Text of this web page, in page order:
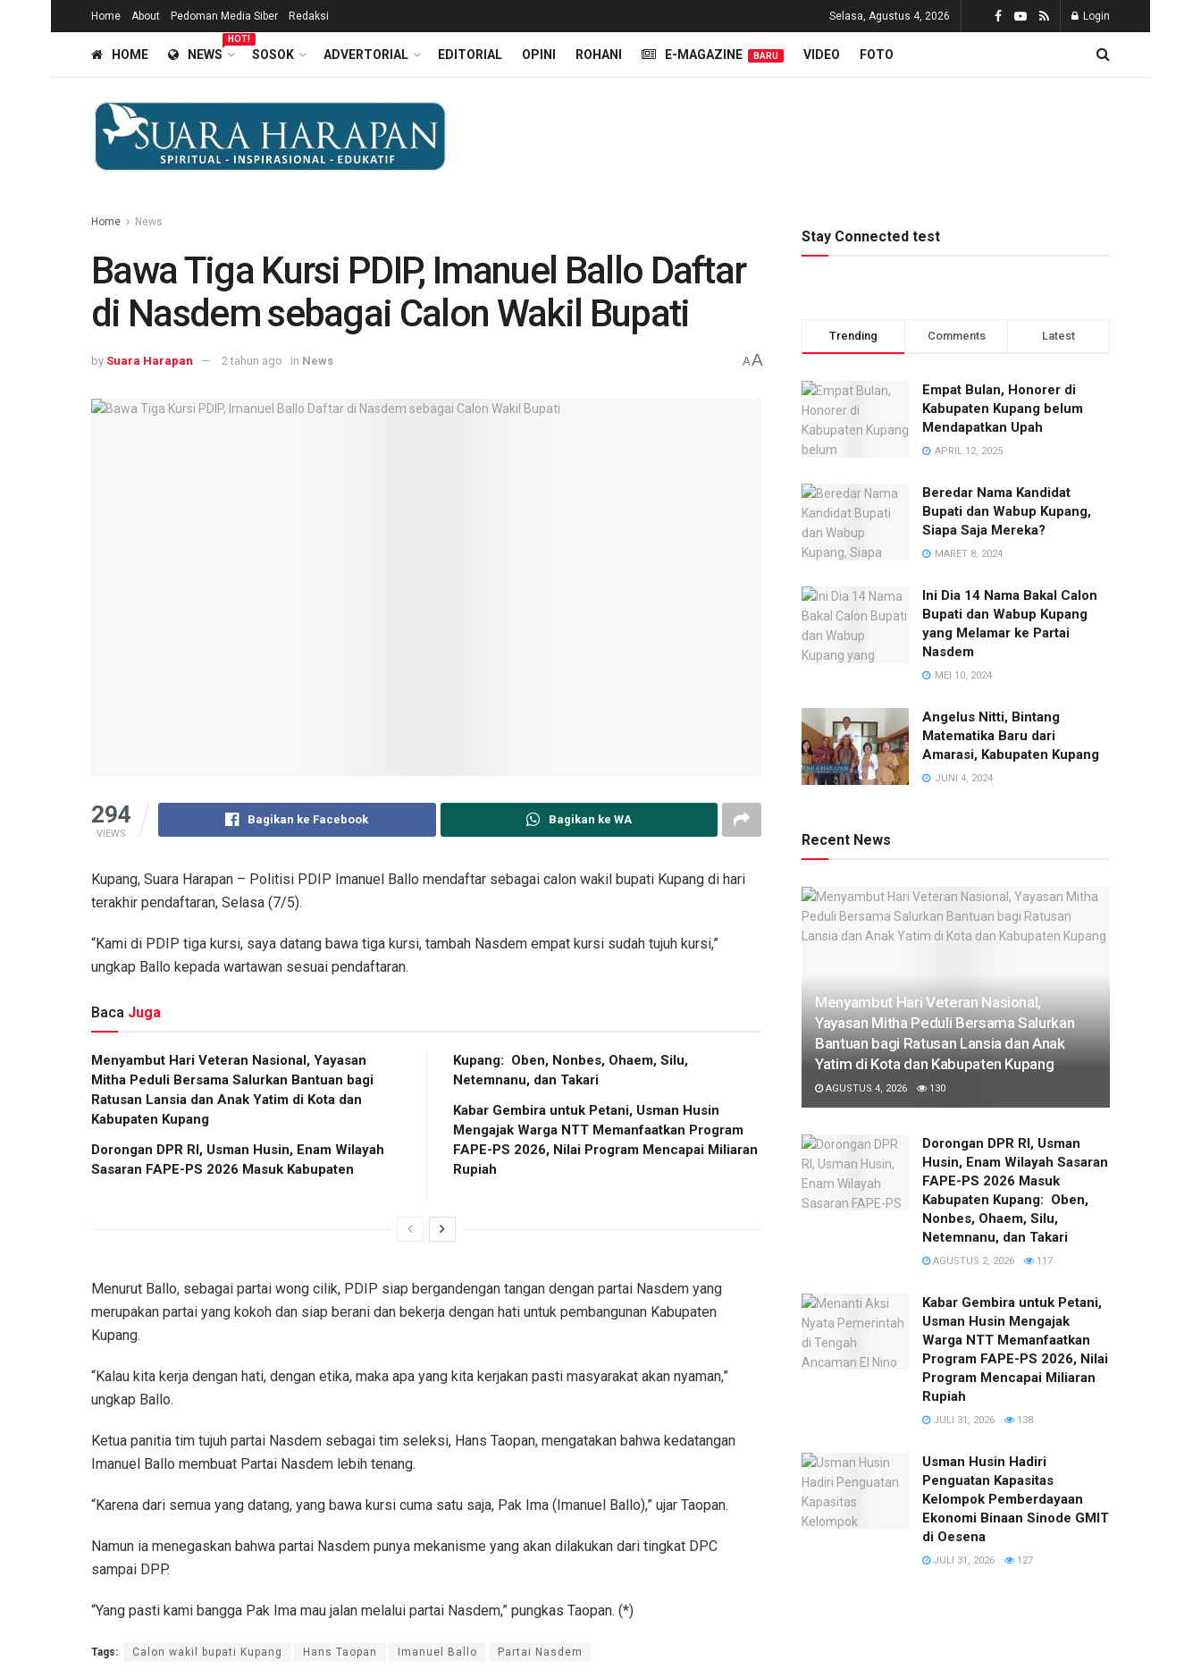
Home About Pedoman Media Siber Redaksi Selasa, Agustus 4, 2026 Login
HOME NEWS
HOT!
SOSOK ADVERTORIAL EDITORIAL OPINI ROHANI E-MAGAZINE BARU VIDEO FOTO
Home News
Bawa Tiga Kursi PDIP, Imanuel Ballo Daftar
di Nasdem sebagai Calon Wakil Bupati
by Suara Harapan 2 tahun ago in News AA
294
VIEWS
Bagikan ke Facebook Bagikan ke WA
Kupang, Suara Harapan – Politisi PDIP Imanuel Ballo mendaftar sebagai calon wakil bupati Kupang di hari
terakhir pendaftaran, Selasa (7/5).
“Kami di PDIP tiga kursi, saya datang bawa tiga kursi, tambah Nasdem empat kursi sudah tujuh kursi,”
ungkap Ballo kepada wartawan sesuai pendaftaran.
Baca Juga
​Menyambut Hari Veteran Nasional, Yayasan
Mitha Peduli Bersama Salurkan Bantuan bagi
Ratusan Lansia dan Anak Yatim di Kota dan
Kabupaten Kupang
Dorongan DPR RI, Usman Husin, Enam Wilayah
Sasaran FAPE-PS 2026 Masuk Kabupaten
Kupang: Oben, Nonbes, Ohaem, Silu,
Netemnanu, dan Takari
Kabar Gembira untuk Petani, Usman Husin
Mengajak Warga NTT Memanfaatkan Program
FAPE-PS 2026, Nilai Program Mencapai Miliaran
Rupiah
Menurut Ballo, sebagai partai wong cilik, PDIP siap bergandengan tangan dengan partai Nasdem yang
merupakan partai yang kokoh dan siap berani dan bekerja dengan hati untuk pembangunan Kabupaten
Kupang.
“Kalau kita kerja dengan hati, dengan etika, maka apa yang kita kerjakan pasti masyarakat akan nyaman,”
ungkap Ballo.
Ketua panitia tim tujuh partai Nasdem sebagai tim seleksi, Hans Taopan, mengatakan bahwa kedatangan
Imanuel Ballo membuat Partai Nasdem lebih tenang.
“Karena dari semua yang datang, yang bawa kursi cuma satu saja, Pak Ima (Imanuel Ballo),” ujar Taopan.
Namun ia menegaskan bahwa partai Nasdem punya mekanisme yang akan dilakukan dari tingkat DPC
sampai DPP.
“Yang pasti kami bangga Pak Ima mau jalan melalui partai Nasdem,” pungkas Taopan. (*)
Tags: Calon wakil bupati Kupang Hans Taopan Imanuel Ballo Partai Nasdem
Stay Connected test
Trending Comments Latest
Empat Bulan, Honorer di
Kabupaten Kupang belum
Mendapatkan Upah
APRIL 12, 2025
Beredar Nama Kandidat
Bupati dan Wabup Kupang,
Siapa Saja Mereka?
MARET 8, 2024
Ini Dia 14 Nama Bakal Calon
Bupati dan Wabup Kupang
yang Melamar ke Partai
Nasdem
MEI 10, 2024
Angelus Nitti, Bintang
Matematika Baru dari
Amarasi, Kabupaten Kupang
JUNI 4, 2024
Recent News
​Menyambut Hari Veteran Nasional,
Yayasan Mitha Peduli Bersama Salurkan
Bantuan bagi Ratusan Lansia dan Anak
Yatim di Kota dan Kabupaten Kupang
AGUSTUS 4, 2026 130
Dorongan DPR RI, Usman
Husin, Enam Wilayah Sasaran
FAPE-PS 2026 Masuk
Kabupaten Kupang: Oben,
Nonbes, Ohaem, Silu,
Netemnanu, dan Takari
AGUSTUS 2, 2026 117
Kabar Gembira untuk Petani,
Usman Husin Mengajak
Warga NTT Memanfaatkan
Program FAPE-PS 2026, Nilai
Program Mencapai Miliaran
Rupiah
JULI 31, 2026 138
​Usman Husin Hadiri
Penguatan Kapasitas
Kelompok Pemberdayaan
Ekonomi Binaan Sinode GMIT
di Oesena
JULI 31, 2026 127